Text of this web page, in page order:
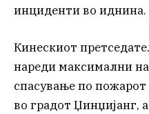
инциденти во иднина.
Кинескиот
нареди максимални
спасување по
во градот Џинџијанг,